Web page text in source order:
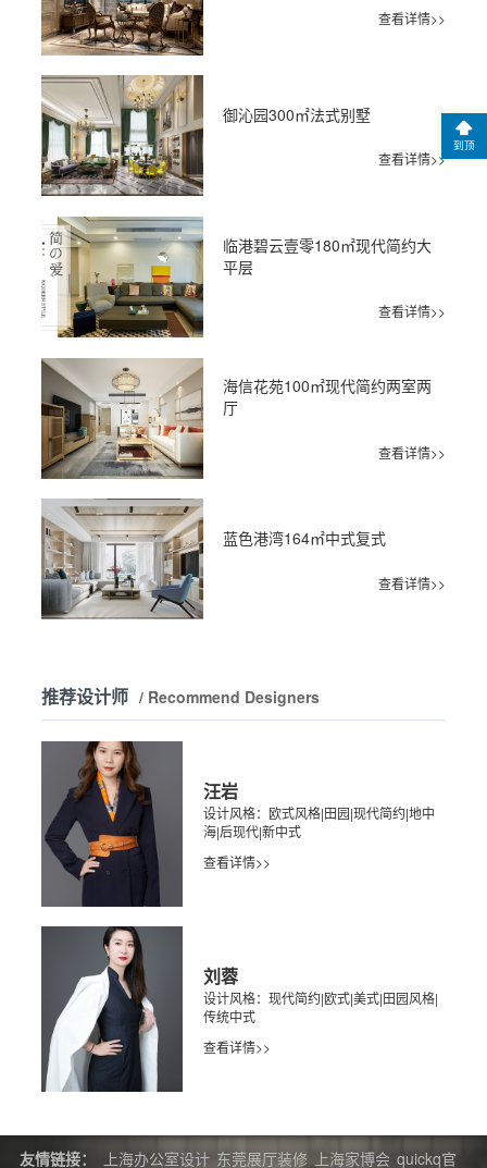
查看详情>>
御沁园300㎡法式别墅
查看详情>>
临港碧云壹零180㎡现代简约大
平层
查看详情>>
海信花苑100㎡现代简约两室两
厅
查看详情>>
蓝色港湾164㎡中式复式
查看详情>>
推荐设计师 / Recommend Designers
汪岩
设计风格：欧式风格|田园|现代简约|地中
海|后现代|新中式
查看详情>>
刘蓉
设计风格：现代简约|欧式|美式|田园风格|
传统中式
查看详情>>
友情链接： 上海办公室设计 东莞展厅装修 上海家博会 quickq官
到顶